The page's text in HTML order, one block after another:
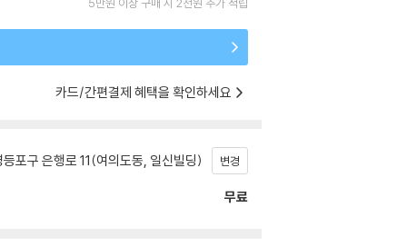
카드/간편결제 혜택을 확인하세요
포구 은행로 11(여의도동, 일신빌딩) 변경
무료